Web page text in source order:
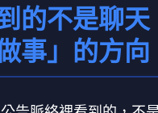
的不是聊天
事」的方向